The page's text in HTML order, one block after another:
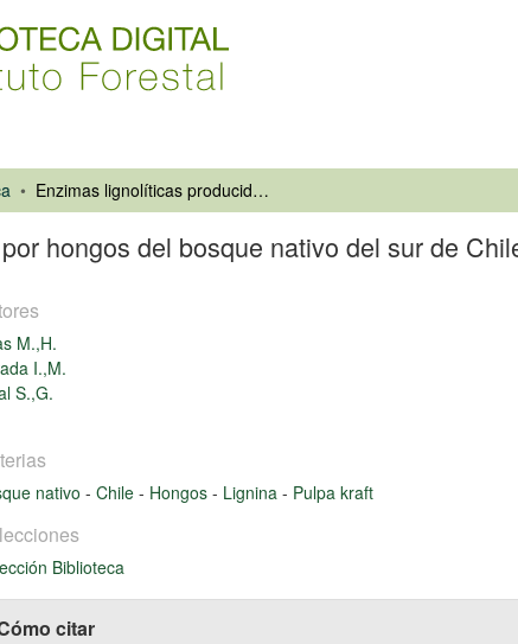
Enzimas lignolíticas producidas por hongos del bosque nativo del sur de Chile: no sólo de madera vive el hombre
hongos del bosque nativo del sur de
M.,H.
I.,M.
S.,G.
nativo - Chile - Hongos - Lignina - Pulpa kraft
Biblioteca
citar